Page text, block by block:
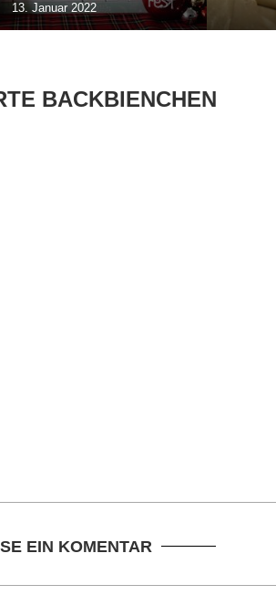
13. Januar 2022
BACKBIENCHEN
EIN KOMENTAR